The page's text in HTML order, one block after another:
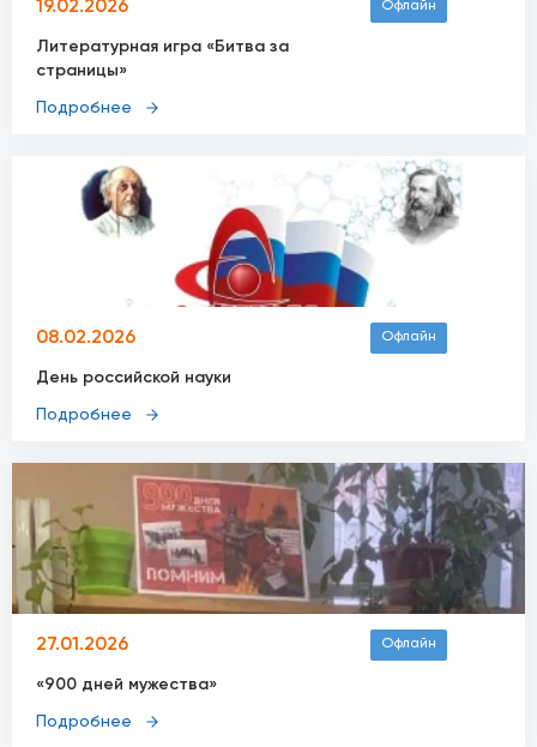
19.02.2026 Офлайн
Литературная игра «Битва за
страницы»
Подробнее
08.02.2026 Офлайн
День российской науки
Подробнее
27.01.2026 Офлайн
«900 дней мужества»
Подробнее